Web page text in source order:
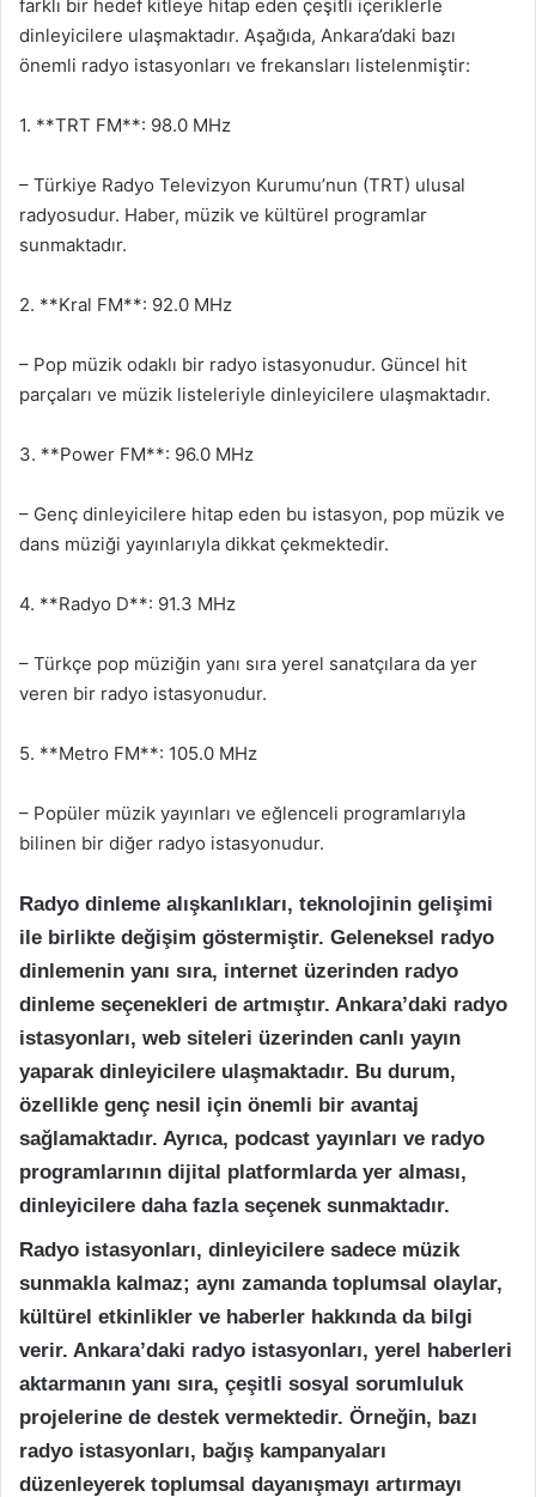
farklı bir hedef kitleye hitap eden çeşitli içeriklerle
dinleyicilere ulaşmaktadır. Aşağıda, Ankara’daki bazı
önemli radyo istasyonları ve frekansları listelenmiştir:
1. **TRT FM**: 98.0 MHz
– Türkiye Radyo Televizyon Kurumu’nun (TRT) ulusal
radyosudur. Haber, müzik ve kültürel programlar
sunmaktadır.
2. **Kral FM**: 92.0 MHz
– Pop müzik odaklı bir radyo istasyonudur. Güncel hit
parçaları ve müzik listeleriyle dinleyicilere ulaşmaktadır.
3. **Power FM**: 96.0 MHz
– Genç dinleyicilere hitap eden bu istasyon, pop müzik ve
dans müziği yayınlarıyla dikkat çekmektedir.
4. **Radyo D**: 91.3 MHz
– Türkçe pop müziğin yanı sıra yerel sanatçılara da yer
veren bir radyo istasyonudur.
5. **Metro FM**: 105.0 MHz
– Popüler müzik yayınları ve eğlenceli programlarıyla
bilinen bir diğer radyo istasyonudur.
Radyo dinleme alışkanlıkları, teknolojinin gelişimi
ile birlikte değişim göstermiştir. Geleneksel radyo
dinlemenin yanı sıra, internet üzerinden radyo
dinleme seçenekleri de artmıştır. Ankara’daki radyo
istasyonları, web siteleri üzerinden canlı yayın
yaparak dinleyicilere ulaşmaktadır. Bu durum,
özellikle genç nesil için önemli bir avantaj
sağlamaktadır. Ayrıca, podcast yayınları ve radyo
programlarının dijital platformlarda yer alması,
dinleyicilere daha fazla seçenek sunmaktadır.
Radyo istasyonları, dinleyicilere sadece müzik
sunmakla kalmaz; aynı zamanda toplumsal olaylar,
kültürel etkinlikler ve haberler hakkında da bilgi
verir. Ankara’daki radyo istasyonları, yerel haberleri
aktarmanın yanı sıra, çeşitli sosyal sorumluluk
projelerine de destek vermektedir. Örneğin, bazı
radyo istasyonları, bağış kampanyaları
düzenleyerek toplumsal dayanışmayı artırmayı